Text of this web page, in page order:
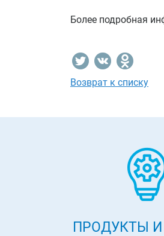
Более подробная
Возврат к списку
ПРОДУКТЫ